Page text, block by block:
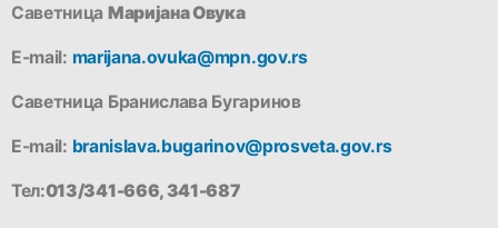
Саветница Маријана Овука
Е-mail: marijana.ovuka@mpn.gov.rs
Саветница Бранислава Бугаринов
Е-mail: branislava.bugarinov@prosveta.gov.rs
Тел:013/341-666, 341-687